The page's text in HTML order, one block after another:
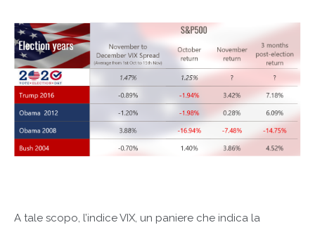
A tale scopo, l’indice VIX, un paniere che indica la